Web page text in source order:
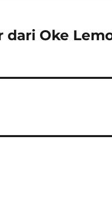
dari Oke